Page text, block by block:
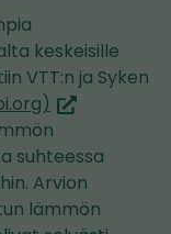
keskeisille
VTT:n ja Syken
(siirryt
toiseen
palveluun)
suhteessa
Arvion
lämmön